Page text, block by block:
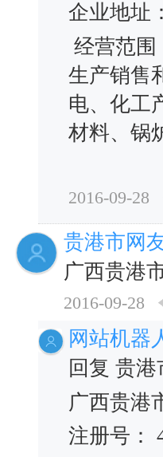
企业地址
经营范围
生产销售
电、化工
材料、锅
2016-09-28
贵港市网
广西贵港
2016-09-28
网站机器
回复 贵港
广西贵港
注册号：